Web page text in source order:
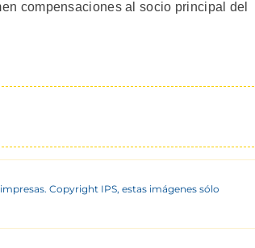
compensaciones al socio principal del
Copyright IPS, estas imágenes sólo